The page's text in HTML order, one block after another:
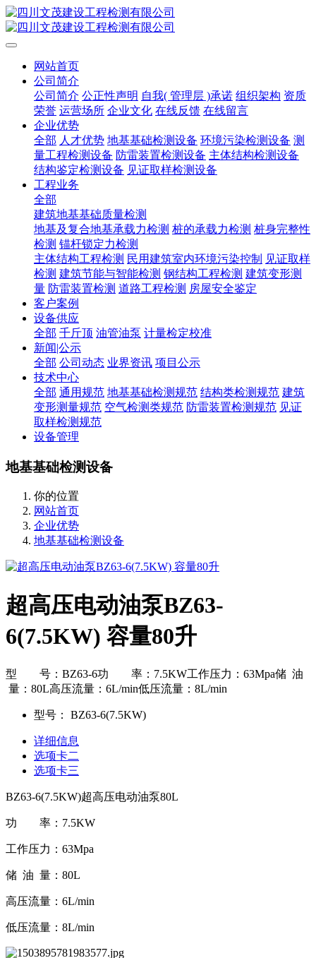
网站首页
公司简介
公司简介 公正性声明 自我( 管理层 )承诺 组织架构 资质
荣誉 运营场所 企业文化 在线反馈 在线留言
企业优势
全部 人才优势 地基基础检测设备 环境污染检测设备 测
量工程检测设备 防雷装置检测设备 主体结构检测设备
结构鉴定检测设备 见证取样检测设备
工程业务
全部
建筑地基基础质量检测
地基及复合地基承载力检测 桩的承载力检测 桩身完整性
检测 锚杆锁定力检测
主体结构工程检测 民用建筑室内环境污染控制
见证取样
检测 建筑节能与智能检测 钢结构工程检测 建筑变形测
量 防雷装置检测 道路工程检测 房屋安全鉴定
客户案例
设备供应
全部 千斤顶 油管油泵 计量检定校准
新闻|公示
全部 公司动态 业界资讯 项目公示
技术中心
全部 通用规范 地基基础检测规范 结构类检测规范 建筑
变形测量规范 空气检测类规范 防雷装置检测规范 见证
取样检测规范
设备管理
地基基础检测设备
你的位置
网站首页
企业优势
地基基础检测设备
超高压电动油泵BZ63-
6(7.5KW) 容量80升
型 号：BZ63-6功 率：7.5KW工作压力：63Mpa储 油
量：80L高压流量：6L/min低压流量：8L/min
型号： BZ63-6(7.5KW)
详细信息
选项卡二
选项卡三
BZ63-6(7.5KW)超高压电动油泵80L
功 率：7.5KW
工作压力：63Mpa
储 油 量：80L
高压流量：6L/min
低压流量：8L/min